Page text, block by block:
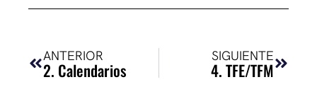
ANTERIOR
2. Calendarios
SIGUIENTE
4. TFE/TFM